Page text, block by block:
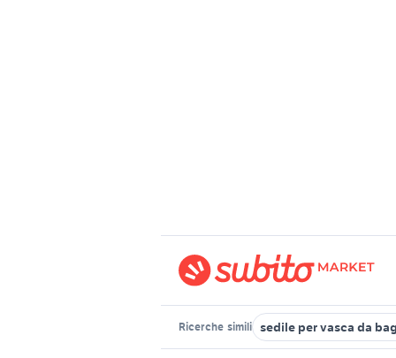
Ricerche simili sedile per vasca da